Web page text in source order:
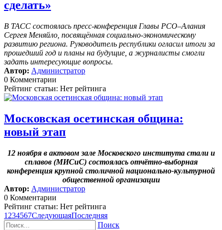
сделать»
В ТАСС состоялась пресс-конференция Главы РСО–Алания
Сергея Меняйло, посвящённая социально-экономическому
развитию региона. Руководитель республики огласил итоги за
прошедший год и планы на будущие, а журналисты смогли
задать интересующие вопросы.
Автор: Администратор
0 Комментарии
Рейтинг статьи: Нет рейтинга
Московская осетинская община:
новый этап
12 ноября в актовом зале Московского института стали и
сплавов (МИСиС) состоялась отчётно-выборная
конференция крупной столичной национально-культурной
общественной организации
Автор: Администратор
0 Комментарии
Рейтинг статьи: Нет рейтинга
1 234567СледующаяПоследняя
Поиск